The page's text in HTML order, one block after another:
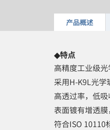
产品概述
◆特点
高精度工业级
采用H-K9L光学
高透过率，低
表面镀有增透
符合ISO 10110